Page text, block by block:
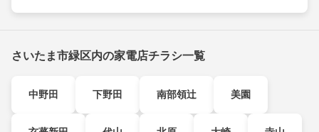
さいたま市緑区内の家電店チラシ一覧
中野田 下野田 南部領辻 美園